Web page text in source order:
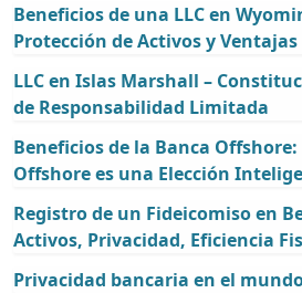
Beneficios de una LLC en
Protección de Activos y Ventajas
LLC en Islas Marshall –
de Responsabilidad Limitada
Beneficios de la Banca
Offshore es una Elección
Registro de un Fideicomiso en
Activos, Privacidad, Eficiencia
Privacidad bancaria en el